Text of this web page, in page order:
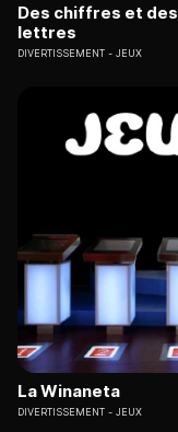
Des chiffres et des
lettres
DIVERTISSEMENT JEUX
La Winaneta
DIVERTISSEMENT JEUX